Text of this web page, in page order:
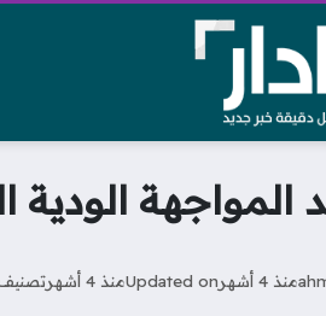
المواجهة الودية
منذ 4 أشهر Updated onمنذ 4 أشهر